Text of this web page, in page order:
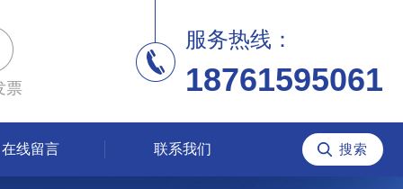
票
服务热线：
18761595061
在线留言 联系我们